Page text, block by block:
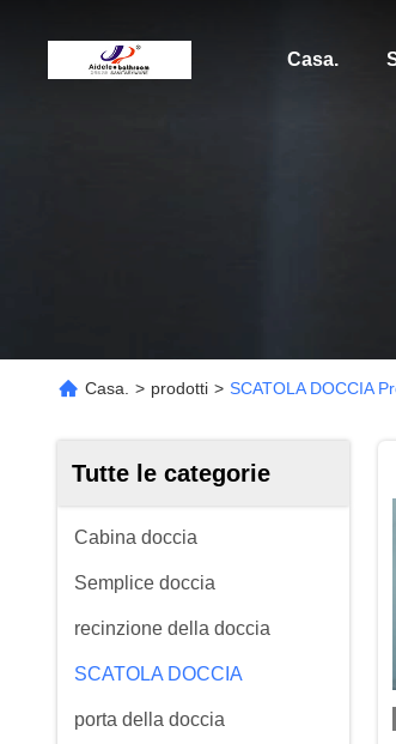
Casa.
Casa. > prodotti > SCATOLA DOCCIA
Tutte le categorie
Cabina doccia
Semplice doccia
recinzione della doccia
SCATOLA DOCCIA
porta della doccia